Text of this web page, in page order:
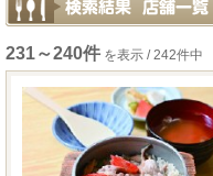
231～240件 を表示 / 242件中